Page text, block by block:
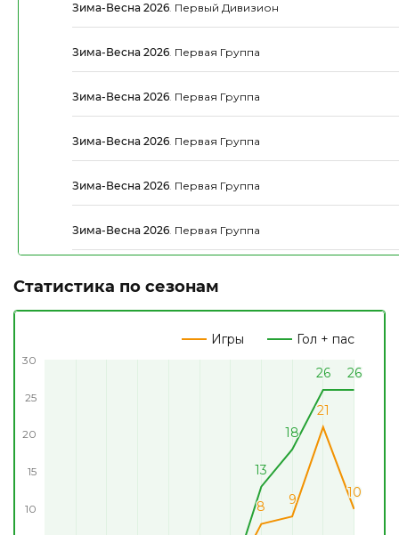
Зима-Весна 2026. Первый Дивизион
Зима-Весна 2026. Первая Группа
Зима-Весна 2026. Первая Группа
Зима-Весна 2026. Первая Группа
Зима-Весна 2026. Первая Группа
Зима-Весна 2026. Первая Группа
Статистика по сезонам
Игры Гол + пас
10
15
20
25
30
8
8 9
9
21
21
10
10
13
13
18
18
26
26 26
26